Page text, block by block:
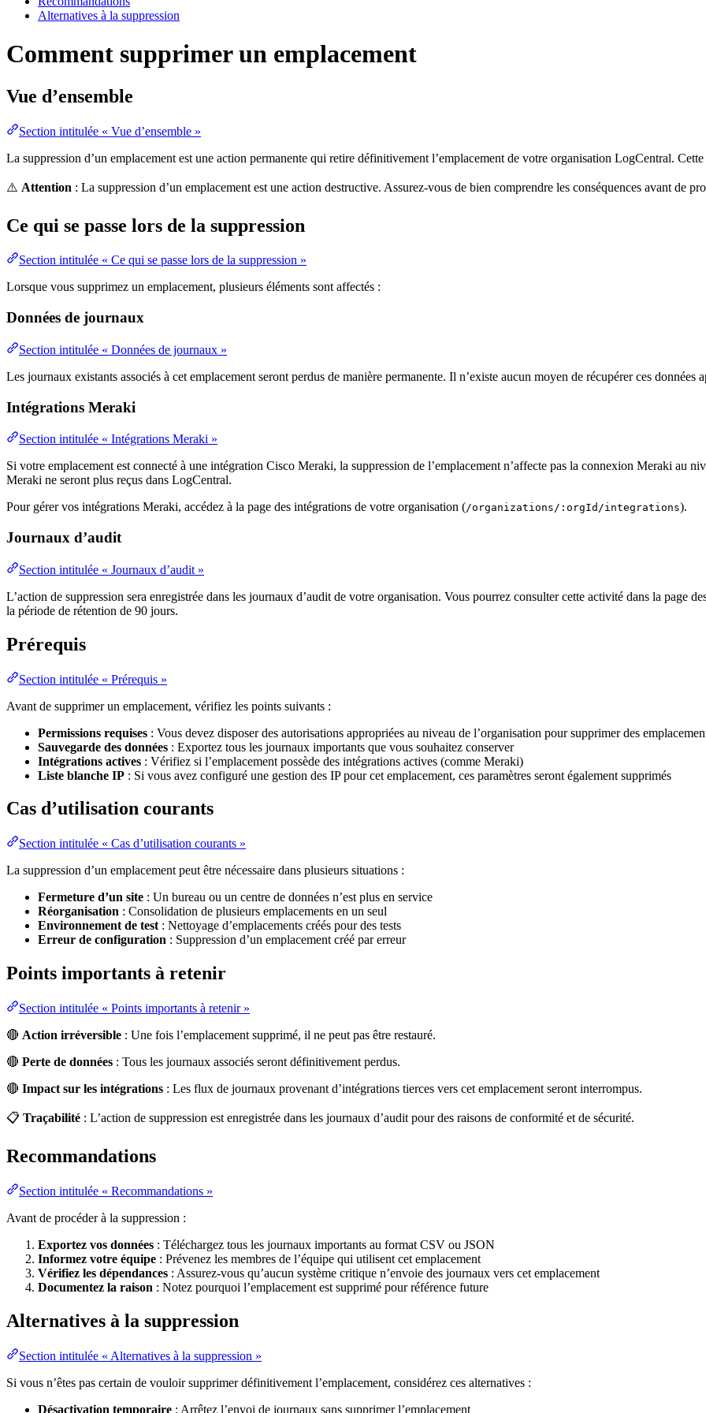
Alternatives à la suppression
Comment supprimer un emplacement
Vue d’ensemble
Section intitulée « Vue d’ensemble »
La suppression d’un emplacement est une action permanente qui retire définitivement l’emplacement de votre organisation LogCentral.
⚠️ Attention : La suppression d’un emplacement est une action destructive. Assurez-vous de bien comprendre les conséquences avant de
Ce qui se passe lors de la suppression
Section intitulée « Ce qui se passe lors de la suppression »
Lorsque vous supprimez un emplacement, plusieurs éléments sont affectés :
Données de journaux
Section intitulée « Données de journaux »
Les journaux existants associés à cet emplacement seront perdus de manière permanente. Il n’existe aucun moyen de récupérer ces données
Intégrations Meraki
Section intitulée « Intégrations Meraki »
Si votre emplacement est connecté à une intégration Cisco Meraki, la suppression de l’emplacement n’affecte pas la connexion Meraki au
Meraki ne seront plus reçus dans LogCentral.
Pour gérer vos intégrations Meraki, accédez à la page des intégrations de votre organisation (/organizations/:orgId/integrations).
Journaux d’audit
Section intitulée « Journaux d’audit »
L’action de suppression sera enregistrée dans les journaux d’audit de votre organisation. Vous pourrez consulter cette activité dans la page
la période de rétention de 90 jours.
Prérequis
Section intitulée « Prérequis »
Avant de supprimer un emplacement, vérifiez les points suivants :
Permissions requises : Vous devez disposer des autorisations appropriées au niveau de l’organisation pour supprimer des
Sauvegarde des données : Exportez tous les journaux importants que vous souhaitez conserver
Intégrations actives : Vérifiez si l’emplacement possède des intégrations actives (comme Meraki)
Liste blanche IP : Si vous avez configuré une gestion des IP pour cet emplacement, ces paramètres seront également supprimés
Cas d’utilisation courants
Section intitulée « Cas d’utilisation courants »
La suppression d’un emplacement peut être nécessaire dans plusieurs situations :
Fermeture d’un site : Un bureau ou un centre de données n’est plus en service
Réorganisation : Consolidation de plusieurs emplacements en un seul
Environnement de test : Nettoyage d’emplacements créés pour des tests
Erreur de configuration : Suppression d’un emplacement créé par erreur
Points importants à retenir
Section intitulée « Points importants à retenir »
🔴 Action irréversible : Une fois l’emplacement supprimé, il ne peut pas être restauré.
🔴 Perte de données : Tous les journaux associés seront définitivement perdus.
🔴 Impact sur les intégrations : Les flux de journaux provenant d’intégrations tierces vers cet emplacement seront interrompus.
📋 Traçabilité : L’action de suppression est enregistrée dans les journaux d’audit pour des raisons de conformité et de sécurité.
Recommandations
Section intitulée « Recommandations »
Avant de procéder à la suppression :
Exportez vos données : Téléchargez tous les journaux importants au format CSV ou JSON
Informez votre équipe : Prévenez les membres de l’équipe qui utilisent cet emplacement
Vérifiez les dépendances : Assurez-vous qu’aucun système critique n’envoie des journaux vers cet emplacement
Documentez la raison : Notez pourquoi l’emplacement est supprimé pour référence future
Alternatives à la suppression
Section intitulée « Alternatives à la suppression »
Si vous n’êtes pas certain de vouloir supprimer définitivement l’emplacement, considérez ces alternatives :
Désactivation temporaire : Arrêtez l’envoi de journaux sans supprimer l’emplacement